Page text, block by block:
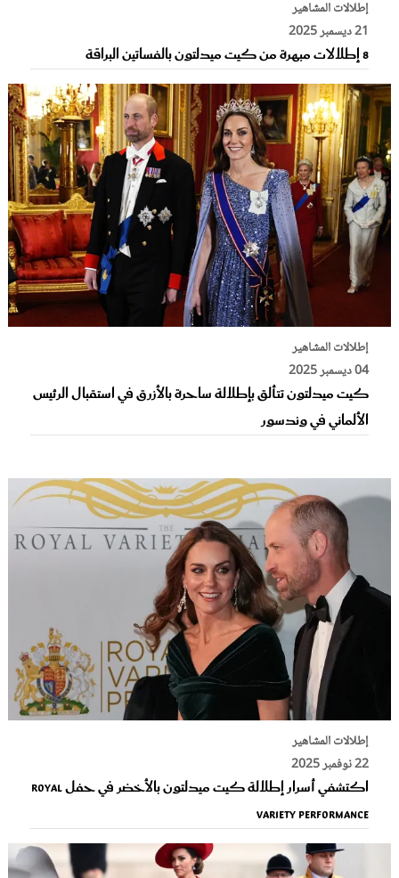
إطلالات المشاهير
21 ديسمبر 2025
8 إطلالات مبهرة من كيت ميدلتون بالفساتين البراقة
إطلالات المشاهير
04 ديسمبر 2025
كيت ميدلتون تتألق بإطلالة ساحرة بالأزرق في استقبال الرئيس
الألماني في وندسور
إطلالات المشاهير
22 نوفمبر 2025
اكتشفي أسرار إطلالة كيت ميدلتون بالأخضر في حفل Royal
Variety Performance